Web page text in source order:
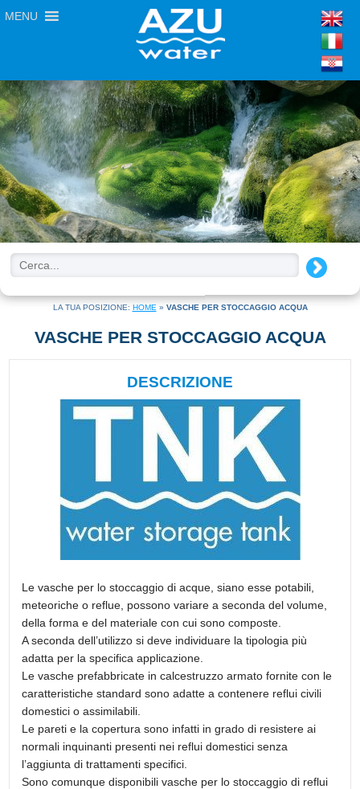
MENU
LA TUA POSIZIONE: HOME » VASCHE PER STOCCAGGIO ACQUA
VASCHE PER STOCCAGGIO ACQUA
DESCRIZIONE
Le vasche per lo stoccaggio di acque, siano esse potabili,
meteoriche o reflue, possono variare a seconda del volume,
della forma e del materiale con cui sono composte.
A seconda dell’utilizzo si deve individuare la tipologia più
adatta per la specifica applicazione.
Le vasche prefabbricate in calcestruzzo armato fornite con le
caratteristiche standard sono adatte a contenere reflui civili
domestici o assimilabili.
Le pareti e la copertura sono infatti in grado di resistere ai
normali inquinanti presenti nei reflui domestici senza
l’aggiunta di trattamenti specifici.
Sono comunque disponibili vasche per lo stoccaggio di reflui